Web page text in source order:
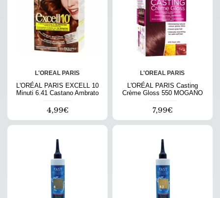
L'OREAL PARIS
L'ORÉAL PARIS EXCELL 10
Minuti 6.41 Castano Ambrato
4,99€
L'OREAL PARIS
L'ORÉAL PARIS Casting
Crème Gloss 550 MOGANO
7,99€